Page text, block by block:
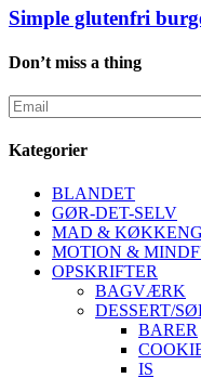
Simple glutenfri
Don’t miss a thing
Kategorier
BLANDET
GØR-DET-SELV
MAD &
MOTION &
OPSKRIFTER
BAGVÆRK
DESSERT/
BARER
IS